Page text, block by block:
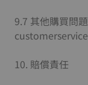
9.7 其他購買問
10. 賠償責任